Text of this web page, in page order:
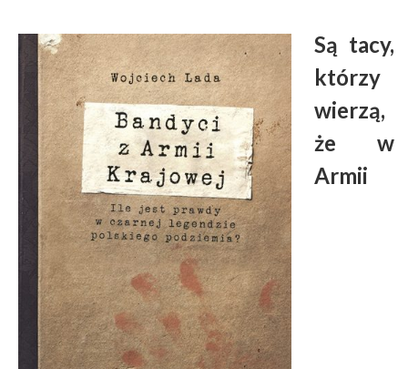
Są tacy,
którzy
wierzą,
że w
Armii